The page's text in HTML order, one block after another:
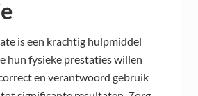
is een krachtig hulpmiddel
hun fysieke prestaties willen
en verantwoord gebruik